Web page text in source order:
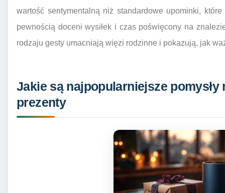
wartość sentymentalną niż standardowe upominki,
pewnością doceni wysiłek i czas poświęcony na
rodzaju gesty umacniają więzi rodzinne i pokazują, jak
Jakie są najpopularniejsze pomysły
prezenty